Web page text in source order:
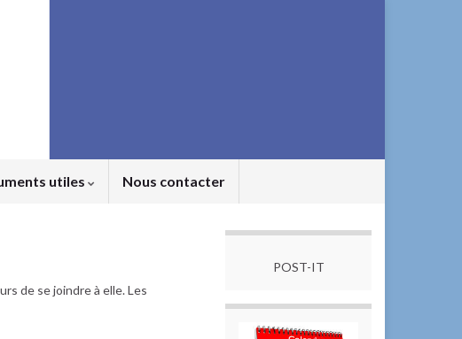
utiles Nous contacter
de se joindre à elle. Les
POST-IT